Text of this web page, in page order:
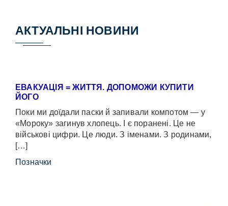
АКТУАЛЬНІ НОВИНИ
ЕВАКУАЦІЯ = ЖИТТЯ. ДОПОМОЖИ КУПИТИ
ЙОГО
Поки ми доїдали паски й запивали компотом — у
«Мороку» загинув хлопець. І є поранені. Це не
військові цифри. Це люди. З іменами. З родинами,
[…]
Позначки